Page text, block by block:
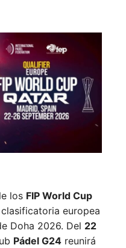
los FIP World Cup
europea
Doha 2026. Del 22
Pádel G24 reunirá